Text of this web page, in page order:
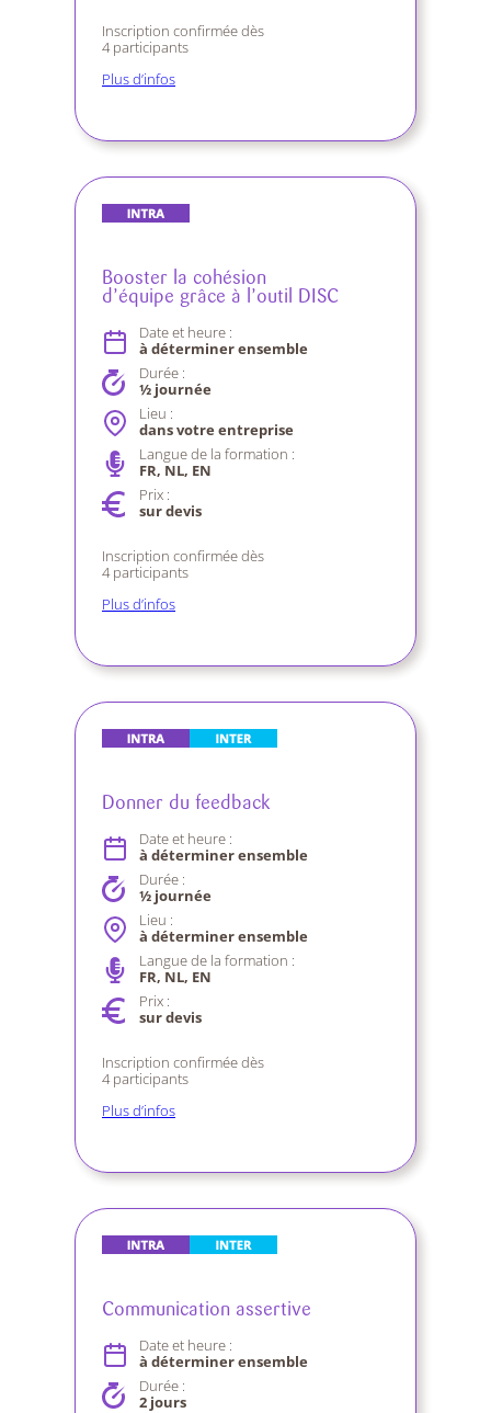
Inscription confirmée dès
4 participants
Plus d’infos
Booster la cohésion
d’équipe grâce à l’outil DISC
Date et heure :
à déterminer ensemble
Durée :
½ journée
Lieu :
dans votre entreprise
Langue de la formation :
FR, NL, EN
Prix :
sur devis
Inscription confirmée dès
4 participants
Plus d’infos
Donner du feedback
Date et heure :
à déterminer ensemble
Durée :
½ journée
Lieu :
à déterminer ensemble
Langue de la formation :
FR, NL, EN
Prix :
sur devis
Inscription confirmée dès
4 participants
Plus d’infos
Communication assertive
Date et heure :
à déterminer ensemble
Durée :
2 jours